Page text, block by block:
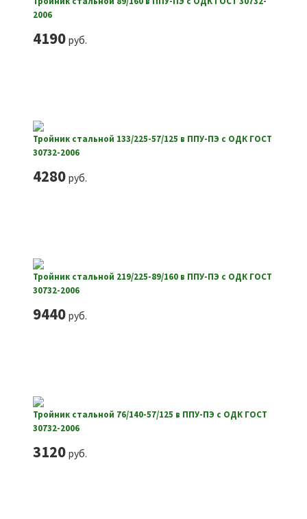
2006
4190руб.
Тройник стальной 133/225-57/125 в ППУ-ПЭ с ОДК ГОСТ
30732-2006
4280руб.
Тройник стальной 219/225-89/160 в ППУ-ПЭ с ОДК ГОСТ
30732-2006
9440руб.
Тройник стальной 76/140-57/125 в ППУ-ПЭ с ОДК ГОСТ
30732-2006
3120руб.